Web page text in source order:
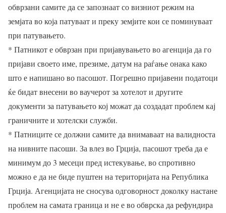
обврзани самите да се запознаат со визниот режим на
земјата во која патуваат и преку земјите кои се поминуваат
при патувањето.
* Патникот е обврзан при пријавувањето во агенција да го
пријави своето име, презиме, датум на раѓање онака како
што е напишано во пасошот. Погрешно пријавени податоци
ќе бидат внесени во ваучерот за хотелот и другите
документи за патувањето кој можат да создадат проблем кај
граничните и хотелски служби.
* Патниците се должни самите да внимаваат на валидноста
на нивните пасоши. За влез во Грција, пасошот треба да е
минимум до 3 месеци пред истекување, во спротивно
можно е да не биде пуштен на територијата на Република
Грција. Агенцијата не сносува одговорност доколку настане
проблем на самата граница и не е во обврска да рефундира